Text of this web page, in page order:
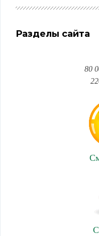
Разделы сайта
80